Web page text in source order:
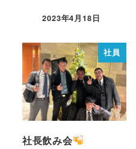
2023年4月18日
社員
社長飲み会